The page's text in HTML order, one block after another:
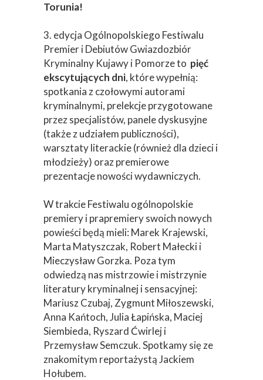
Torunia!
3. edycja Ogólnopolskiego Festiwalu
Premier i Debiutów Gwiazdozbiór
Kryminalny Kujawy i Pomorze to pięć
ekscytujących dni, które wypełnią:
spotkania z czołowymi autorami
kryminalnymi, prelekcje przygotowane
przez specjalistów, panele dyskusyjne
(także z udziałem publiczności),
warsztaty literackie (również dla dzieci i
młodzieży) oraz premierowe
prezentacje nowości wydawniczych.
W trakcie Festiwalu ogólnopolskie
premiery i prapremiery swoich nowych
powieści będą mieli: Marek Krajewski,
Marta Matyszczak, Robert Małecki i
Mieczysław Gorzka. Poza tym
odwiedzą nas mistrzowie i mistrzynie
literatury kryminalnej i sensacyjnej:
Mariusz Czubaj, Zygmunt Miłoszewski,
Anna Kańtoch, Julia Łapińska, Maciej
Siembieda, Ryszard Ćwirlej i
Przemysław Semczuk. Spotkamy się ze
znakomitym reportażystą Jackiem
Hołubem.